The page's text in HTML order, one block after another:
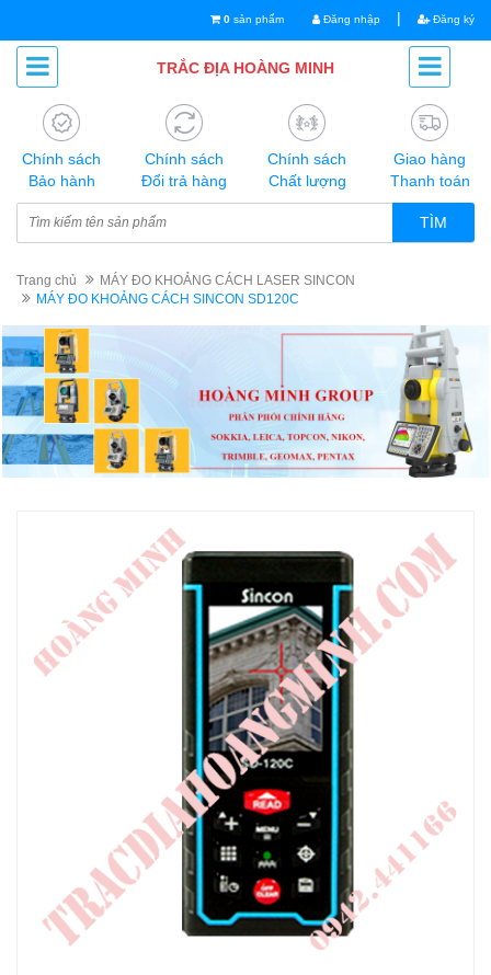
0 sản phẩm Đăng nhập | Đăng ký
TRẮC ĐỊA HOÀNG MINH
Chính sách
Bảo hành
Chính sách
Đổi trả hàng
Chính sách
Chất lượng
Giao hàng
Thanh toán
TÌM
Trang chủ
MÁY ĐO KHOẢNG CÁCH LASER SINCON
MÁY ĐO KHOẢNG CÁCH SINCON SD120C